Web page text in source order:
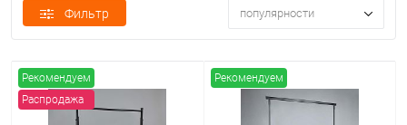
Фильтр популярности
Рекомендуем
Распродажа
Рекомендуем